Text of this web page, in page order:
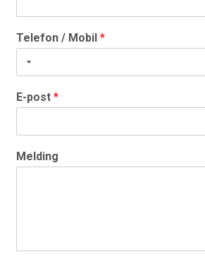
Telefon / Mobil*
E-post*
Melding